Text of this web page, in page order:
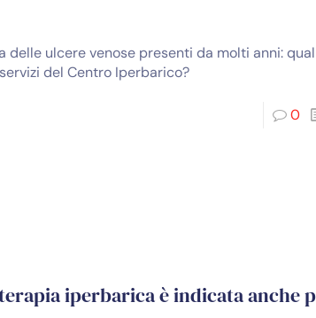
delle ulcere venose presenti da molti anni:
del Centro Iperbarico?
0
iperbarica è indicata anche